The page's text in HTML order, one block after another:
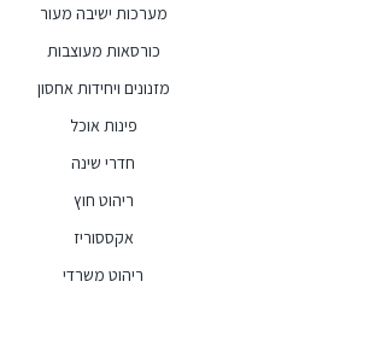
מערכות ישיבה מעור
כורסאות מעוצבות
מזנונים ויחידות אחסון
פינות אוכל
חדרי שינה
ריהוט חוץ
אקססוריז
ריהוט משרדי